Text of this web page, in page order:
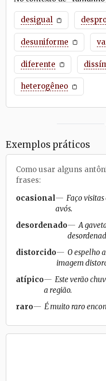
desigual
desuniforme
diferente
heterogêneo
Exemplos práticos
Como usar alguns
frases:
ocasional
Faço
avós.
desordenado
A
distorcido
O espelho
imagem
atípico
Este verão
a região.
raro
É muito raro